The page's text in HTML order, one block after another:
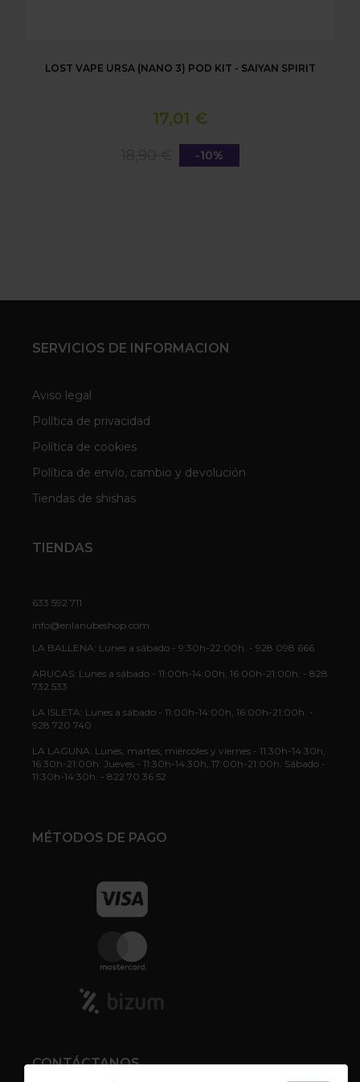
LOST VAPE URSA (NANO 3) POD KIT - SAIYAN SPIRIT
17,01 €
-10%
SERVICIOS DE INFORMACION
Aviso legal
Política de privacidad
Política de cookies
Política de envío, cambio y devolución
Tiendas de shishas
TIENDAS
633 592 711
info@enlanubeshop.com
LA BALLENA: Lunes a sábado - 9:30h-22:00h. - 928 098 666
ARUCAS: Lunes a sábado - 11:00h-14:00h, 16:00h-21:00h. - 828
732 533
LA ISLETA: Lunes a sábado - 11:00h-14:00h, 16:00h-21:00h. -
928 720 740
LA LAGUNA: Lunes, martes, miércoles y viernes - 11:30h-14:30h,
16:30h-21:00h. Jueves - 11:30h-14:30h, 17:00h-21:00h. Sábado -
11:30h-14:30h. - 822 70 36 52
MÉTODOS DE PAGO
CONTÁCTANOS